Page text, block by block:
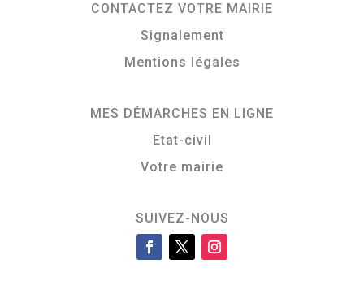
CONTACTEZ VOTRE MAIRIE
Signalement
Mentions légales
MES DÉMARCHES EN LIGNE
Etat-civil
Votre mairie
SUIVEZ-NOUS